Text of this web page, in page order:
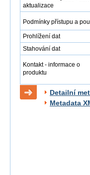
aktualizace
Podmínky přístupu a
Prohlížení dat
Stahování dat
Kontakt - informace o
produktu
Detailní
Metadata